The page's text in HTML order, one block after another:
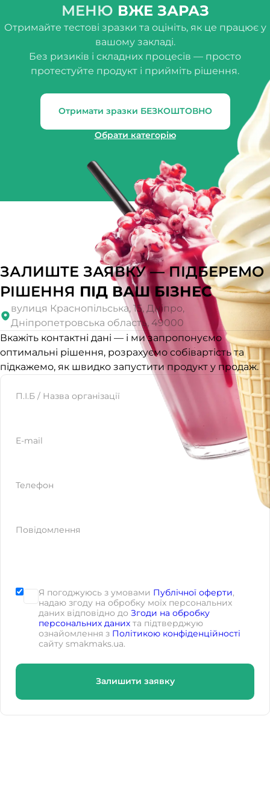
МЕНЮ ВЖЕ ЗАРАЗ
Отримайте тестові зразки та оцініть, як це працює у
вашому закладі.
Без ризиків і складних процесів — просто
протестуйте продукт і прийміть рішення.
Отримати зразки БЕЗКОШТОВНО
Обрати категорію
ЗАЛИШТЕ ЗАЯВКУ — ПІДБЕРЕМО
РІШЕННЯ ПІД ВАШ БІЗНЕС
вулиця Краснопільська, 15, Дніпро,
Дніпропетровська область, 49000
Вкажіть контактні дані — і ми запропонуємо
оптимальні рішення, розрахуємо собівартість та
підкажемо, як швидко запустити продукт у продаж.
П.І.Б / Назва організації
E-mail
Телефон
Повідомлення
Website
Я погоджуюсь з умовами Публічної оферти,
надаю згоду на обробку моїх персональних
даних відповідно до Згоди на обробку
персональних даних та підтверджую
ознайомлення з Політикою конфіденційності
сайту smakmaks.ua.
Залишити заявку